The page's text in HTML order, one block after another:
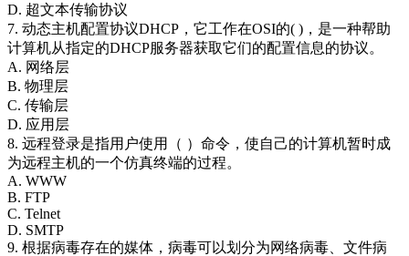
D. 超文本传输协议
7. 动态主机配置协议DHCP，它工作在OSI的( )，是一种帮助
计算机从指定的DHCP服务器获取它们的配置信息的协议。
A. 网络层
B. 物理层
C. 传输层
D. 应用层
8. 远程登录是指用户使用（ ）命令，使自己的计算机暂时成
为远程主机的一个仿真终端的过程。
A. WWW
B. FTP
C. Telnet
D. SMTP
9. 根据病毒存在的媒体，病毒可以划分为网络病毒、文件病